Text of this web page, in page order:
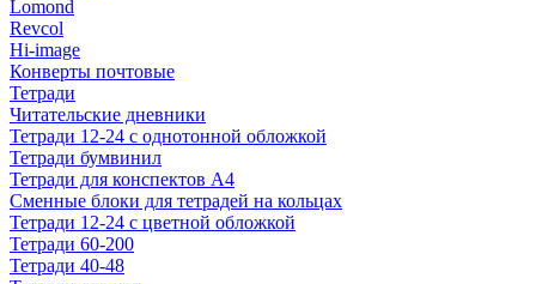
Lomond
Revcol
Hi-image
Конверты почтовые
Тетради
Читательские дневники
Тетради 12-24 с однотонной обложкой
Тетради бумвинил
Тетради для конспектов А4
Сменные блоки для тетрадей на кольцах
Тетради 12-24 с цветной обложкой
Тетради 60-200
Тетради 40-48